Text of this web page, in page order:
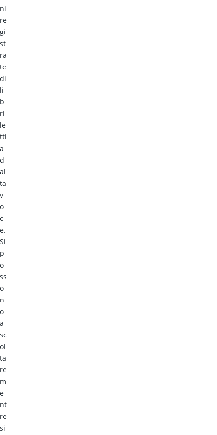
ni
re
gi
st
ra
te
di
li
b
ri
le
tti
a
d
al
ta
v
o
c
e.
Si
p
o
ss
o
n
o
a
sc
ol
ta
re
m
e
nt
re
si